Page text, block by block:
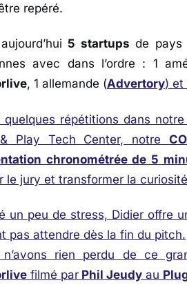
repéré.
5 startups de pays
avec dans l’ordre : 1
, 1 allemande (Advertory) et
quelques répétitions dans notre
Play Tech Center, notre
chronométrée de 5
le jury et transformer la
un peu de stress, Didier offre
pas attendre dès la fin du pitch.
n’avons rien perdu de ce
filmé par Phil Jeudy au